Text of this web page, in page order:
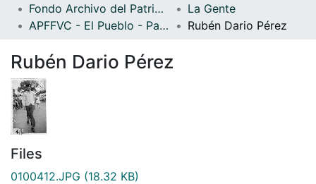
Statistics
Fondo Archivo del Patrimonio Fotográfico y Fílmico del Valle del Cauca
La Gente
APFFVC - El Pueblo - Patrimonial
Rubén Dario Pérez
Rubén Dario Pérez
Files
0100412.JPG (18.32 KB)